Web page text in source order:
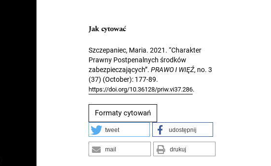
Jak cytować
Szczepaniec, Maria. 2021. “Charakter
Prawny Postpenalnych środków
zabezpieczających”. PRAWO I WIĘŹ, no. 3
(37) (October): 177-89.
https://doi.org/10.36128/priw.vi37.286.
Formaty cytowań
tweet udostępnij
mail drukuj